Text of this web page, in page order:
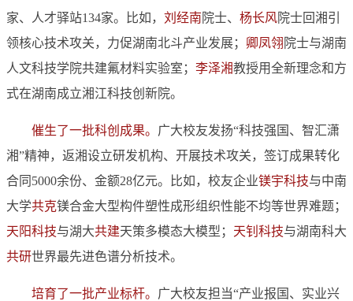
家、人才驿站134家。比如， 刘经南 院士、 杨长风院士回湘引
领核心技术攻关，力促湖南北斗产业发展； 卿凤翎 院士与湖南
人文科技学院共建氟材料实验室； 李泽湘教授用全新理念和方
式在湖南成立湘江科技创新院。
催生了一批科创成果。 广大校友发扬“科技强国、智汇潇
湘”精神，返湘设立研发机构、开展技术攻关，签订成果转化
合同5000余份、金额28亿元。比如，校友企业镁宇科技与中南
大学共克镁合金大型构件塑性成形组织性能不均等世界难题；
天阳科技与湖大共建天策多模态大模型； 天钊科技与湖南科大
共研世界最先进色谱分析技术。
培育了一批产业标杆。 广大校友担当“产业报国、实业兴